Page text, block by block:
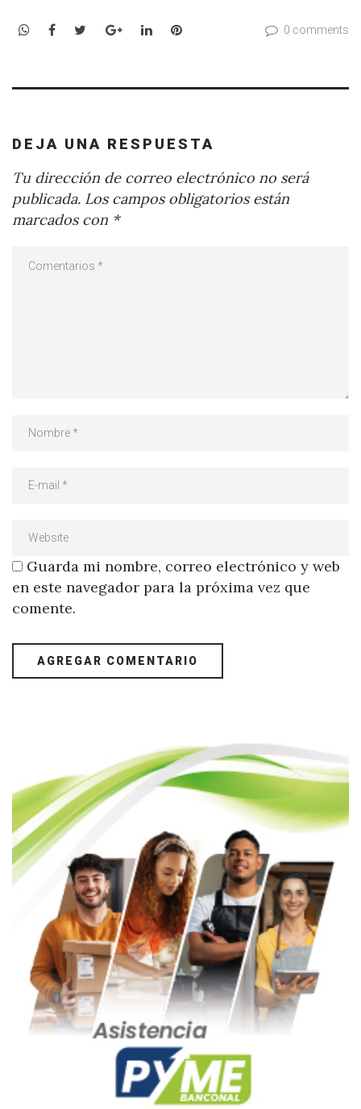
WhatsApp
Facebook
TwitterGoogle+LinkedInPinterest 0 comments
DEJA UNA RESPUESTA
Tu dirección de correo electrónico no será
publicada. Los campos obligatorios están
marcados con *
Guarda mi nombre, correo electrónico y web
en este navegador para la próxima vez que
comente.